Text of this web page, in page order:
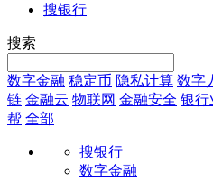
搜银行
搜索
数字金融 稳定币 隐私计算 数字
链 金融云 物联网 金融安全 银行
帮 全部
搜银行
数字金融